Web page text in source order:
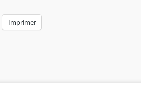
Imprimer